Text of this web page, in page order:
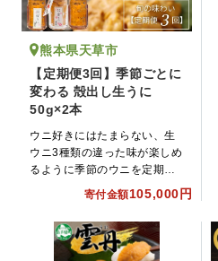
熊本県天草市
【定期便3回】季節ごとに
変わる 殻出し生うに
50g×2本
ウニ好きにはたまらない、生
ウニ3種類の違った味が楽しめ
るように季節のウニを定期便
に致しました!
寄付金額105,000円